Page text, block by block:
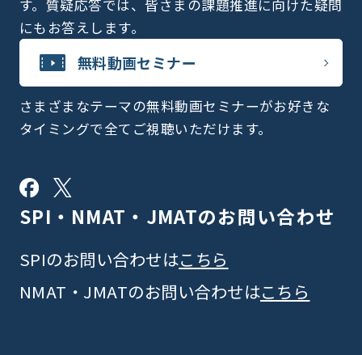
す。質疑応答では、皆さまの課題推進に向けた疑問
にもお答えします。
無料動画セミナー
さまざまなテーマの無料動画セミナーがお好きな
タイミングで全てご視聴いただけます。
SPI・NMAT・JMATのお問い合わせ
SPIのお問い合わせはこちら
NMAT・JMATのお問い合わせはこちら